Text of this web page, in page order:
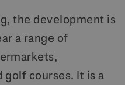
the development is
a range of
golf courses. It is a